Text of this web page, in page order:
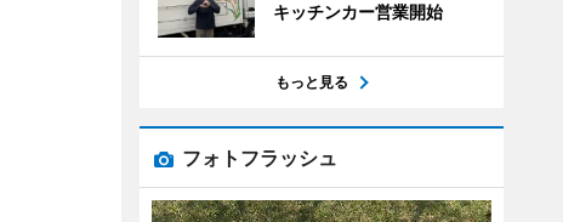
キッチンカー営業開始
もっと見る
フォトフラッシュ